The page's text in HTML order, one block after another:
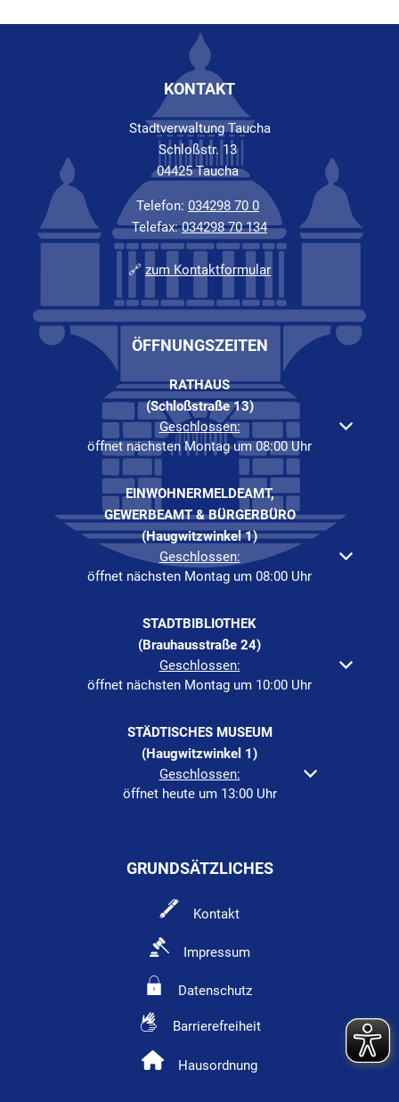
KONTAKT
Stadtverwaltung Taucha
Schloßstr. 13
04425 Taucha
Telefon: 034298 70 0
Telefax:034298 70 134
🔗 zum Kontaktformular
ÖFFNUNGSZEITEN
RATHAUS
(Schloßstraße 13)
Klicken, um weitere Öffnungs- oder Schließzeiten
Geschlossen:
öffnet nächsten Montag um 08:00 Uhr
EINWOHNERMELDEAMT,
GEWERBEAMT & BÜRGERBÜRO
(Haugwitzwinkel 1)
Klicken, um weitere Öffnungs- oder Schließzeiten
Geschlossen:
öffnet nächsten Montag um 08:00 Uhr
STADTBIBLIOTHEK
(Brauhausstraße 24)
Klicken, um weitere Öffnungs- oder Schließzeiten
Geschlossen:
öffnet nächsten Montag um 10:00 Uhr
STÄDTISCHES MUSEUM
(Haugwitzwinkel 1)
Klicken, um weitere Öffnungs- oder Schließzeiten
Geschlossen:
öffnet heute um 13:00 Uhr
GRUNDSÄTZLICHES
Kontakt
Impressum
Datenschutz
Barrierefreiheit
Hausordnung